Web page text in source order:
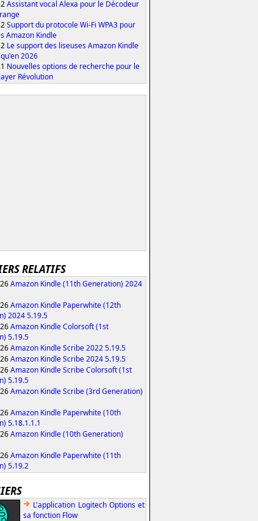
Assistant vocal Alexa pour le Décodeur
Support du protocole Wi-Fi WPA3 pour
Amazon Kindle
Le support des liseuses Amazon Kindle
2026
Nouvelles options de recherche pour le
Révolution
RELATIFS
Amazon Kindle (11th Generation) 2024
Amazon Kindle Paperwhite (12th
2024 5.19.5
Amazon Kindle Colorsoft (1st
5.19.5
Amazon Kindle Scribe 2022 5.19.5
Amazon Kindle Scribe 2024 5.19.5
Amazon Kindle Scribe Colorsoft (1st
5.19.5
Amazon Kindle Scribe (3rd Generation)
Amazon Kindle Paperwhite (10th
5.18.1.1.1
Amazon Kindle (10th Generation)
Amazon Kindle Paperwhite (11th
5.19.2
L'application Logitech Options et
sa fonction Flow